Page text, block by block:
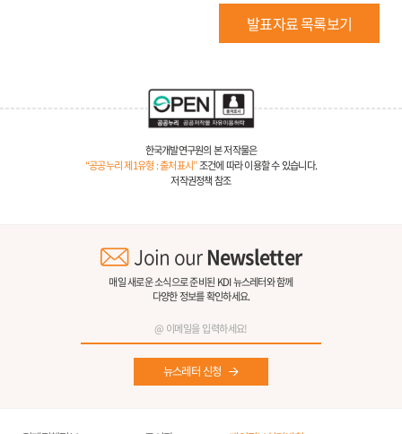
발표자료 목록보기
한국개발연구원의 본 저작물은
“공공누리 제1유형 : 출처표시”조건에 따라 이용할 수 있습니다.
저작권정책 참조
Join ourNewsletter
매일 새로운 소식으로 준비된 KDI 뉴스레터와 함께
다양한 정보를 확인하세요.
뉴스레터 신청